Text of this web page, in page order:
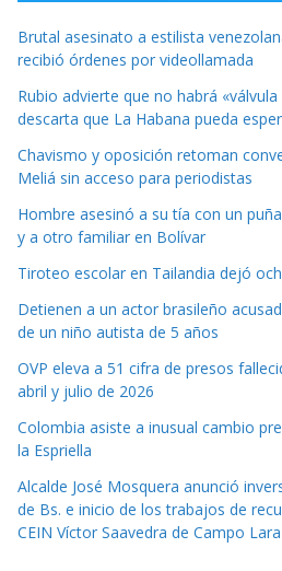
Brutal asesinato a estilista
recibió órdenes por videollamada
Rubio advierte que no habrá
descarta que La Habana pueda
Chavismo y oposición retoman
Meliá sin acceso para periodistas
Hombre asesinó a su tía con un
y a otro familiar en Bolívar
Tiroteo escolar en Tailandia dejó
Detienen a un actor brasileño
de un niño autista de 5 años
OVP eleva a 51 cifra de presos
abril y julio de 2026
Colombia asiste a inusual cambio
la Espriella
Alcalde José Mosquera anunció
de Bs. e inicio de los trabajos de
CEIN Víctor Saavedra de Campo Lara